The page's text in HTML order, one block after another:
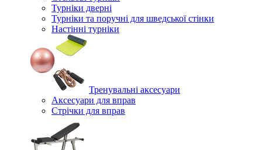
Турніки дверні
Турніки та поручні для шведської стінки
Настінні турніки
Тренувальні аксесуари
Аксесуари для вправ
Стрічки для вправ